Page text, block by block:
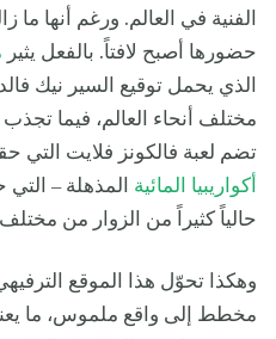
الفنية في العالم. ورغم أنها ما
حضورها أصبح لافتاً. بالفعل يثير
الذي يحمل توقيع السير نيك
مختلف أنحاء العالم، فيما تجذب
تضم لعبة فالكونز فلايت التي
أكواريبيا المائية المذهلة –
حالياً كثيراً من الزوار من
وهكذا تحوّل هذا الموقع
مخطط إلى واقع ملموس، ما